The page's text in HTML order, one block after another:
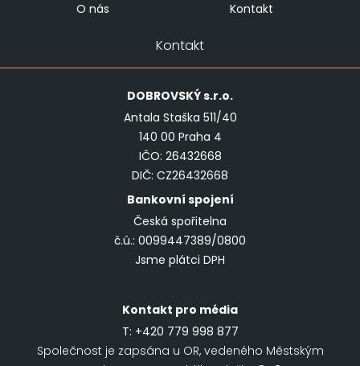
O nás
Kontakt
Kontakt
DOBROVSKÝs.r.o.
Antala Staška 511/40
140 00 Praha 4
IČO: 26432668
DIČ: CZ26432668
Bankovní spojení
Česká spořitelna
č.ú.: 0099447389/0800
Jsme plátci DPH
Kontakt pro média
T: +420 779 998 877
Společnost je zapsána u OR, vedeného Městským